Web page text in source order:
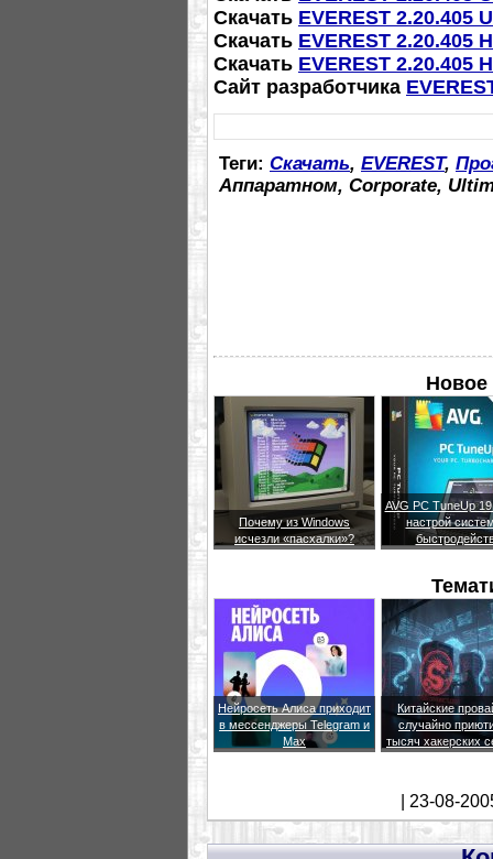
Скачать EVEREST 2.20.405
Скачать EVEREST 2.20.405
Скачать EVEREST 2.20.405
Сайт разработчика
Теги: Скачать, EVEREST,
Аппаратном, Corporate,
Новое
Почему из Windows
исчезли «пасхалки»?
AVG PC TuneUp
настрой
Нейросеть Алиса приходит
в мессенджеры Telegram и
Max
Китайские
случайно
тысяч хакерских
| 23-08-